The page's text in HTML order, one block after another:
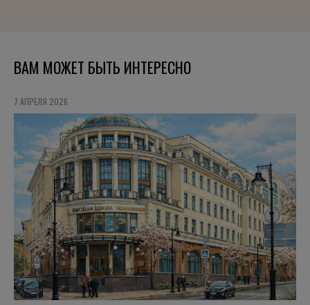
ВАМ МОЖЕТ БЫТЬ ИНТЕРЕСНО
7 АПРЕЛЯ 2026